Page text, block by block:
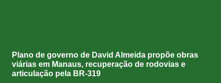
Plano de governo de David Almeida propõe obras
viárias em Manaus, recuperação de rodovias e
articulação pela BR-319